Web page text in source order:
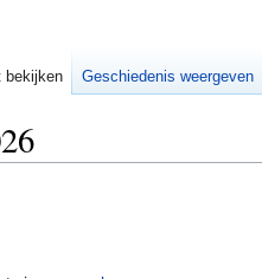
bekijken Geschiedenis weergeven